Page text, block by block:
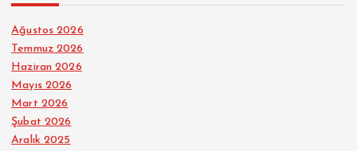
Ağustos 2026
Temmuz 2026
Haziran 2026
Mayıs 2026
Mart 2026
Şubat 2026
Aralık 2025